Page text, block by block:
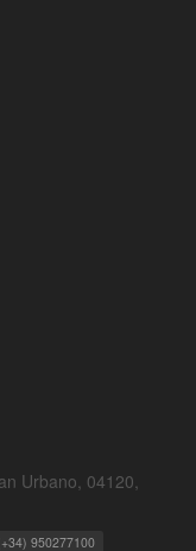
Urbano, 04120,
950277100